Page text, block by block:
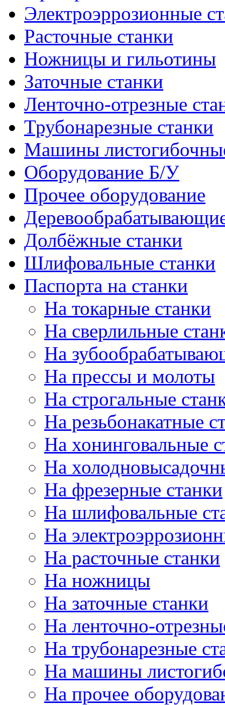
Электроэррозионные
Расточные станки
Ножницы и гильотины
Заточные станки
Ленточно-отрезные
Трубонарезные станки
Машины
Оборудование Б/У
Прочее оборудование
Долбёжные станки
Шлифовальные станки
Паспорта на станки
На токарные станки
На сверлильные
На
На прессы и молоты
На строгальные
На резьбонакатные
На хонинговальные
На
На фрезерные станки
На шлифовальные
На
На расточные станки
На ножницы
На заточные станки
На ленточно-
На трубонарезные
На машины
На прочее